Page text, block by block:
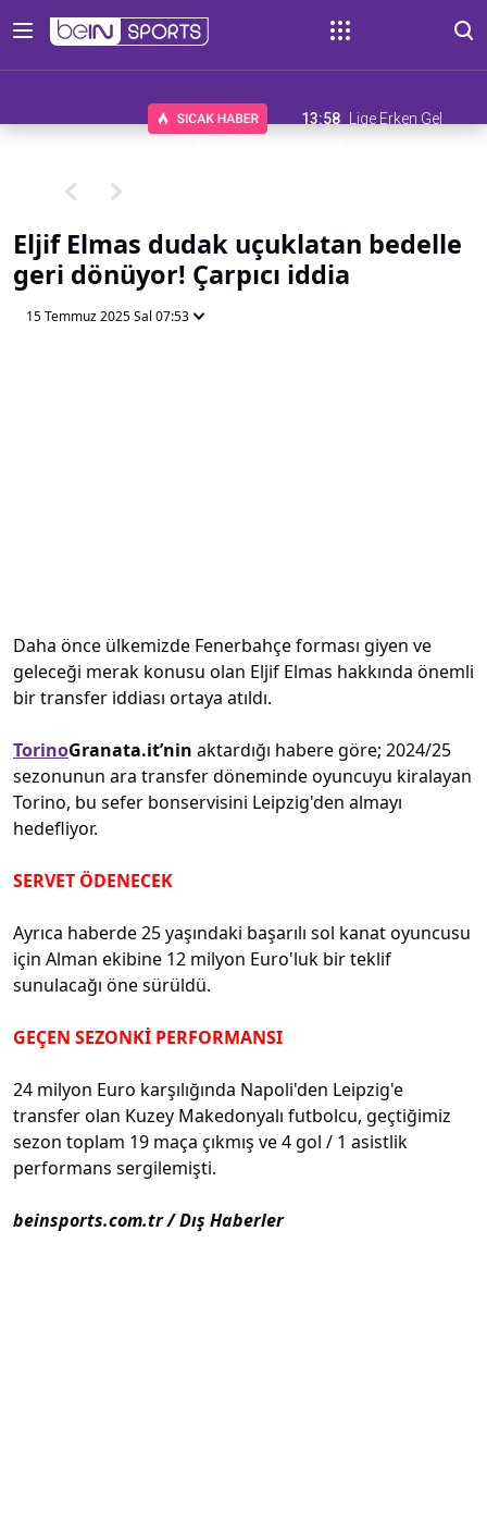
13:58
Lige Erken Gel
Eljif Elmas dudak uçuklatan bedelle
geri dönüyor! Çarpıcı iddia
15 Temmuz 2025 Sal 07:53
Daha önce ülkemizde Fenerbahçe forması giyen ve
geleceği merak konusu olan Eljif Elmas hakkında önemli
bir transfer iddiası ortaya atıldı.
TorinoGranata.it’nin aktardığı habere göre; 2024/25
sezonunun ara transfer döneminde oyuncuyu kiralayan
Torino, bu sefer bonservisini Leipzig'den almayı
hedefliyor.
SERVET ÖDENECEK
Ayrıca haberde 25 yaşındaki başarılı sol kanat oyuncusu
için Alman ekibine 12 milyon Euro'luk bir teklif
sunulacağı öne sürüldü.
GEÇEN SEZONKİ PERFORMANSI
24 milyon Euro karşılığında Napoli'den Leipzig'e
transfer olan Kuzey Makedonyalı futbolcu, geçtiğimiz
sezon toplam 19 maça çıkmış ve 4 gol / 1 asistlik
performans sergilemişti.
beinsports.com.tr / Dış Haberler